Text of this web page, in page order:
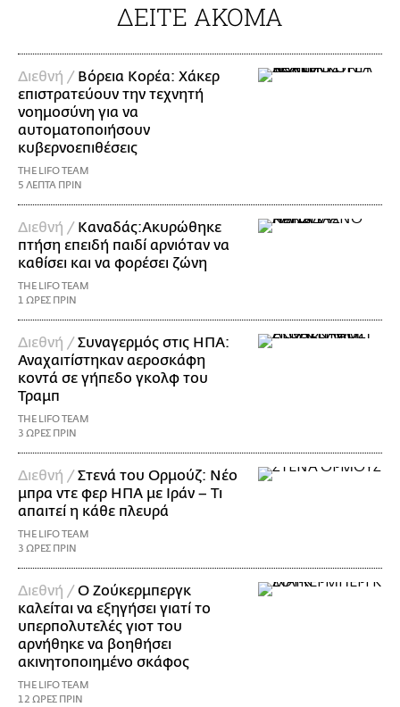
ΔΕΙΤΕ ΑΚΟΜΑ
Διεθνή / Βόρεια Κορέα: Χάκερ
επιστρατεύουν την τεχνητή
νοημοσύνη για να
αυτοματοποιήσουν
κυβερνοεπιθέσεις
THE LIFO TEAM
5 ΛΕΠΤΑ ΠΡΙΝ
Διεθνή / Καναδάς:Ακυρώθηκε
πτήση επειδή παιδί αρνιόταν να
καθίσει και να φορέσει ζώνη
THE LIFO TEAM
1 ΩΡΕΣ ΠΡΙΝ
Διεθνή /Συναγερμός στις ΗΠΑ:
Αναχαιτίστηκαν αεροσκάφη
κοντά σε γήπεδο γκολφ του
Τραμπ
THE LIFO TEAM
3 ΩΡΕΣ ΠΡΙΝ
Διεθνή /Στενά του Ορμούζ: Νέο
μπρα ντε φερ ΗΠΑ με Ιράν – Τι
απαιτεί η κάθε πλευρά
THE LIFO TEAM
3 ΩΡΕΣ ΠΡΙΝ
Διεθνή /Ο Ζούκερμπεργκ
καλείται να εξηγήσει γιατί το
υπερπολυτελές γιοτ του
αρνήθηκε να βοηθήσει
ακινητοποιημένο σκάφος
THE LIFO TEAM
12 ΩΡΕΣ ΠΡΙΝ